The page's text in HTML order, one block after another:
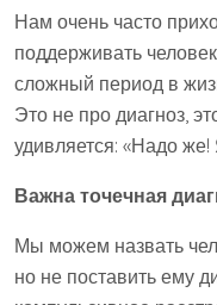
Нам очень часто
поддерживать
сложный период в
Это не про диагноз,
удивляется: «Надо
Важна точечная
Мы можем назвать
но не поставить ему